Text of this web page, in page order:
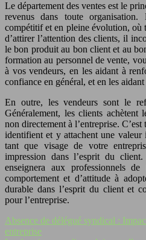
Le département des ventes est le
revenus dans toute
compétitif et en pleine évolution, où
d’attirer l’attention des clients, il
le bon produit au bon client et au
formation au personnel de vente,
à vos vendeurs, en les aidant à
confiance en général, et en les
En outre, les vendeurs sont le
Généralement, les clients achètent
non directement à l’entreprise.
identifient et y attachent une valeur
tant que visage de votre
impression dans l’esprit du
enseignera aux professionnels
comportement et d’attitude à
durable dans l’esprit du client et
pour l’entreprise.
Absence de délégué syndical :
entreprise